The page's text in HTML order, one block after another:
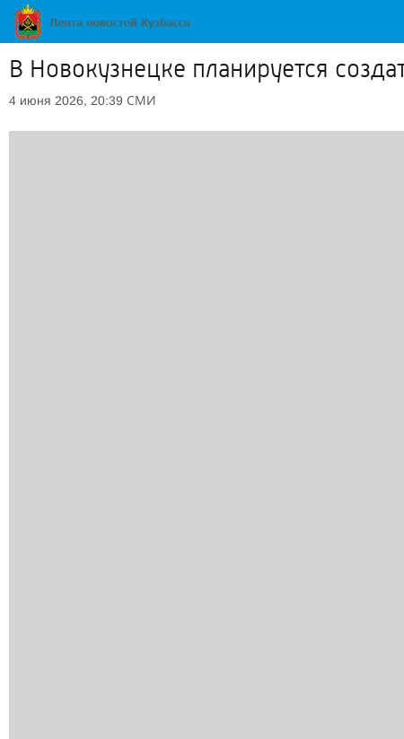
В Новокузнецке планируется
4 июня 2026, 20:39 СМИ